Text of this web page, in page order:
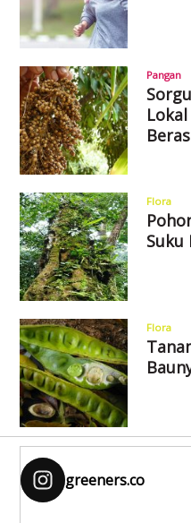
Pangan
Beras
Flora
Suku
Flora
greeners.co